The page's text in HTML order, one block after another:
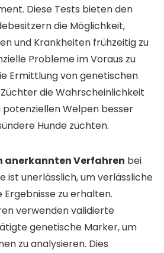
Diese Tests bieten den
die Möglichkeit,
und Krankheiten frühzeitig zu
Probleme im Voraus zu
Ermittlung von genetischen
die Wahrscheinlichkeit
Welpen besser
Hunde züchten.
anerkannten Verfahren bei
ist unerlässlich, um verlässliche
zu erhalten.
verwenden validierte
genetische Marker, um
zu analysieren. Dies